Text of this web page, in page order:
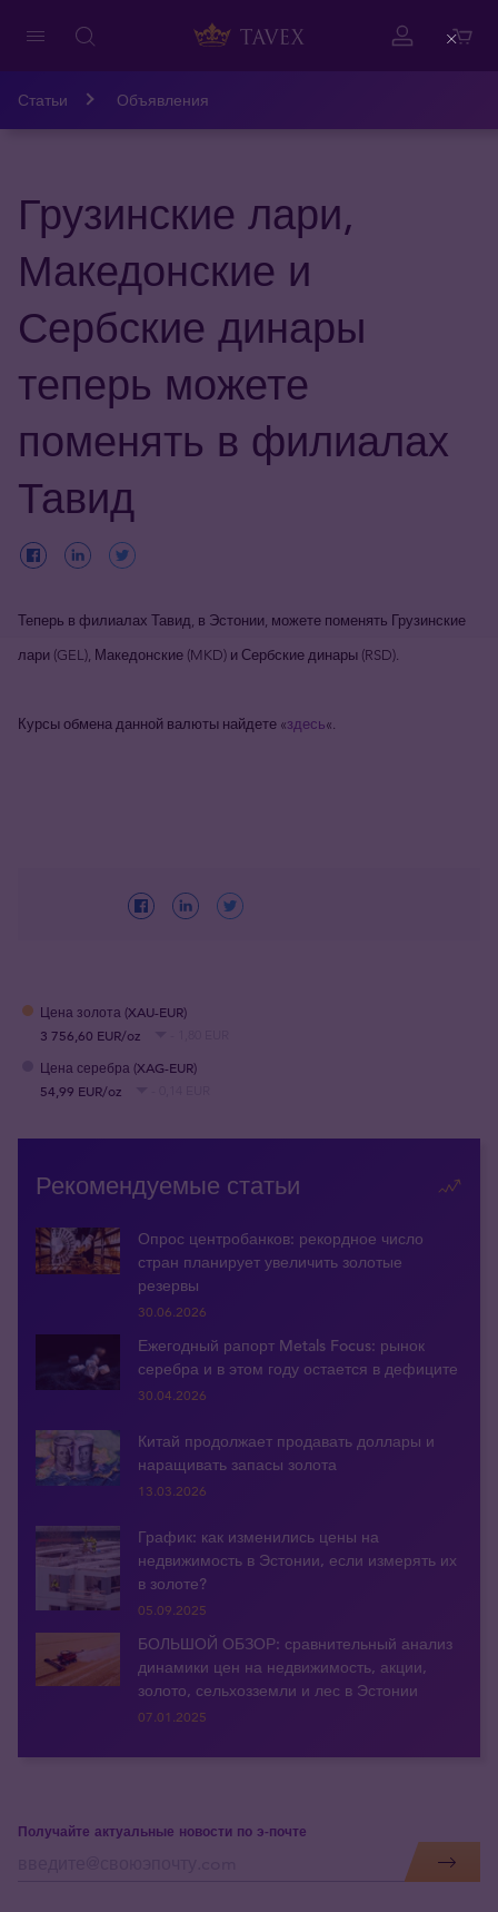
Статьи Объявления
Грузинские лари,
Македонские и
Сербские динары
теперь можете
поменять в филиалах
Тавид
Теперь в филиалах Тавид, в Эстонии, можете поменять Грузинские
лари (GEL), Македонские (MKD) и Сербские динары (RSD).
Курсы обмена данной валюты найдете «здесь«.
Цена золота (XAU-EUR)
3 756,60 EUR/oz
Цена серебра (XAG-EUR)
54,99 EUR/oz
Рекомендуемые статьи
Опрос центробанков: рекордное число
стран планирует увеличить золотые
резервы
30.06.2026
Ежегодный рапорт Metals Focus: рынок
серебра и в этом году остается в дефиците
30.04.2026
Китай продолжает продавать доллары и
наращивать запасы золота
13.03.2026
График: как изменились цены на
недвижимость в Эстонии, если измерять их
в золоте?
05.09.2025
БОЛЬШОЙ ОБЗОР: сравнительный анализ
динамики цен на недвижимость, акции,
золото, сельхозземли и лес в Эстонии
07.01.2025
Получайте актуальные новости по э-почте
Close